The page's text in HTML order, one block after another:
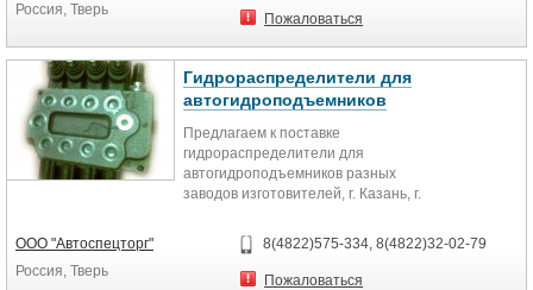
Россия, Тверь
Пожаловаться
Гидрораспределители для
автогидроподъемников
Предлагаем к поставке
гидрораспределители для
автогидроподъемников разных
заводов изготовителей, г. Казань, г.
наличии большой выбор. т.
8(4822)34-86-04, 8(4822)57-53-34
ООО "Автоспецторг"
Россия, Тверь
8(4822)575-334, 8(4822)32-02-79
Пожаловаться